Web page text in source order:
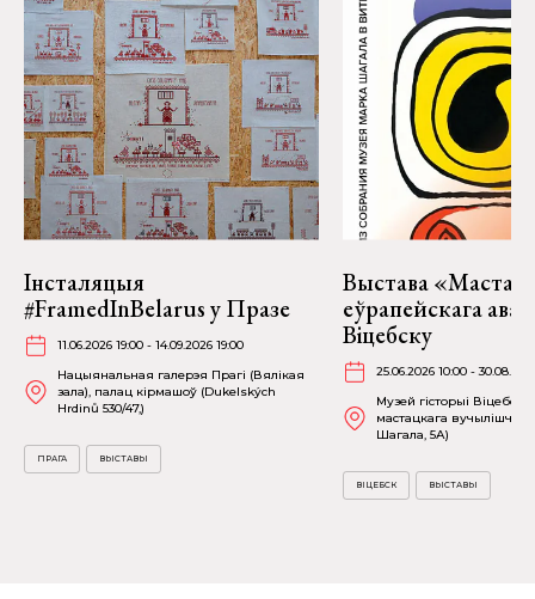
Інсталяцыя
#FramedInBelarus у Празе
11.06.2026 19:00 - 14.09.2026 19:00
Нацыянальная галерэя Прагі (Вялікая
зала), палац кірмашоў (Dukelských
Hrdinů 530/47,)
ПРАГА ВЫСТАВЫ
Выстава «Мастакі
еўрапейскага
Віцебску
25.06.2026 10:00 -
Музей гісторыі
мастацкага вучылішча
Шагала, 5А)
ВІЦЕБСК ВЫСТАВЫ